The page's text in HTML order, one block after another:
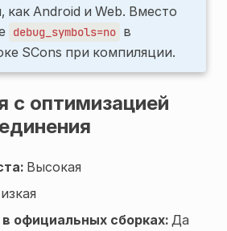
как Android и Web. Вместо
debug_symbols=no в
SCons при компиляции.
с оптимизацией
Высокая
официальных сборках:Да